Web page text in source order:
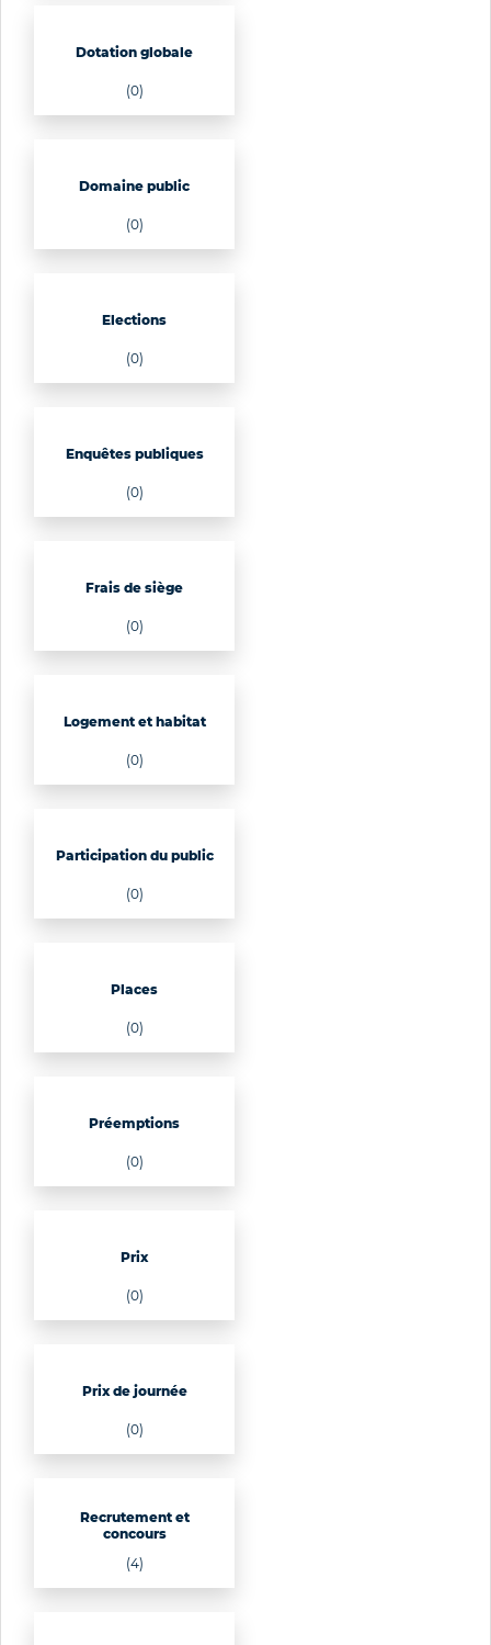
Dotation globale
(0)
Domaine public
(0)
Elections
(0)
Enquêtes publiques
(0)
Frais de siège
(0)
Logement et habitat
(0)
Participation du public
(0)
Places
(0)
Préemptions
(0)
Prix
(0)
Prix de journée
(0)
Recrutement et
concours
(4)